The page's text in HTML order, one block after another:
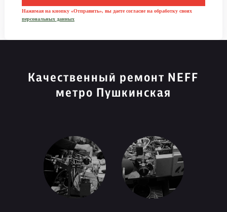
Нажимая на кнопку «Отправить», вы даете согласие на обработку своих
персональных данных
Качественный ремонт NEFF
метро Пушкинская